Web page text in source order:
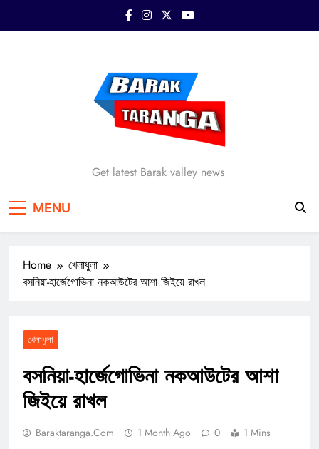
Barak Taranga
Get latest Barak valley news
MENU
Home
খেলাধুলা
বসনিয়া-হার্জেগোভিনা নকআউটের আশা জিইয়ে রাখল
খেলাধুলা
বসনিয়া-হার্জেগোভিনা নকআউটের আশা
জিইয়ে রাখল
Baraktaranga.com 1 Month Ago 0 1 Mins